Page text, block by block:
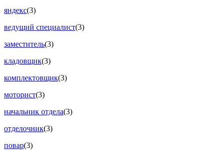
яндекс(3)
ведущий специалист(3)
заместитель(3)
кладовщик(3)
комплектовщик(3)
моторист(3)
начальник отдела(3)
отделочник(3)
повар(3)